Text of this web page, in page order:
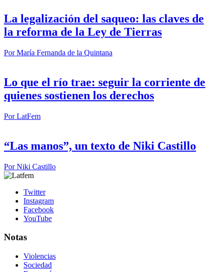
La legalización del saqueo: las claves de
la reforma de la Ley de Tierras
PorMaría Fernanda de la Quintana
Lo que el río trae: seguir la corriente de
quienes sostienen los derechos
PorLatFem
“Las manos”, un texto de Niki Castillo
PorNiki Castillo
Twitter
Instagram
Facebook
YouTube
Notas
Violencias
Sociedad